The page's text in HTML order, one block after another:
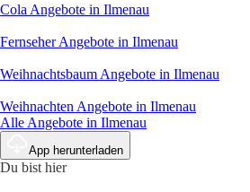
Cola Angebote in Ilmenau
FernseherAngebote in Ilmenau
Weihnachtsbaum Angebote in Ilmenau
Weihnachten Angebote in Ilmenau
Alle Angebote in Ilmenau
App herunterladen
Du bist hier